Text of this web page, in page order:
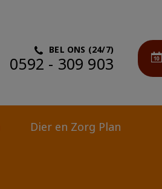
BEL ONS (24/7)
0592 - 309 903
Dier en Zorg Plan